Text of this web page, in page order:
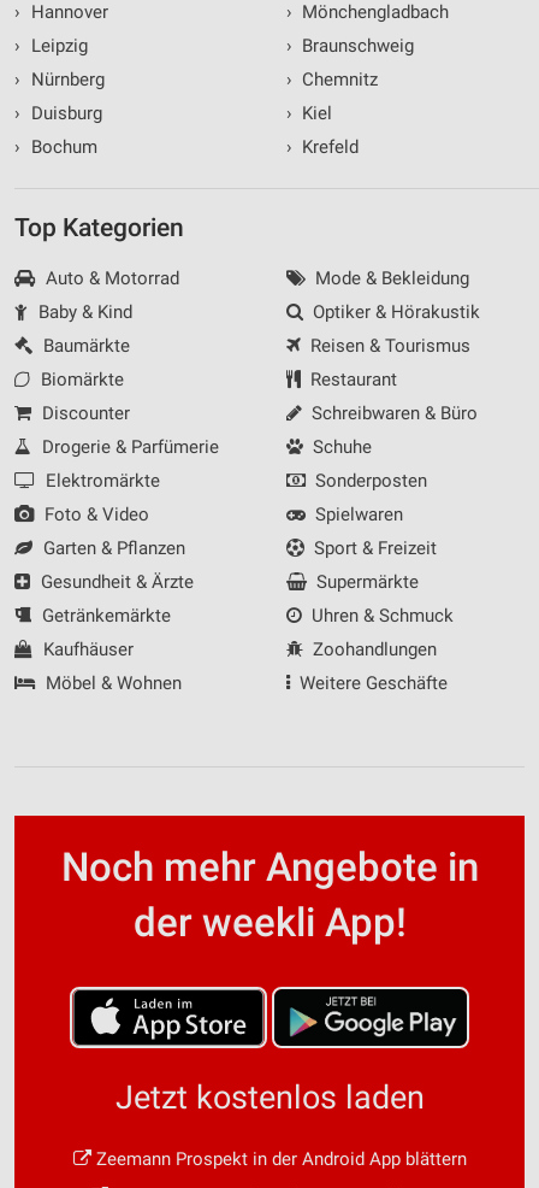
›
Hannover
›
Leipzig
›
Nürnberg
›
Duisburg
›
Bochum
› Mönchengladbach
› Braunschweig
› Chemnitz
› Kiel
› Krefeld
Top Kategorien
Auto & Motorrad
Baby & Kind
Baumärkte
Biomärkte
Discounter
Drogerie & Parfümerie
Elektromärkte
Foto & Video
Garten & Pflanzen
Gesundheit & Ärzte
Getränkemärkte
Kaufhäuser
Möbel & Wohnen
Mode & Bekleidung
Optiker & Hörakustik
Reisen & Tourismus
Restaurant
Schreibwaren & Büro
Schuhe
Sonderposten
Spielwaren
Sport & Freizeit
Supermärkte
Uhren & Schmuck
Zoohandlungen
Weitere Geschäfte
Noch mehr Angebote in
der weekli App!
Jetzt kostenlos laden
Zeemann Prospekt in der Android App blättern